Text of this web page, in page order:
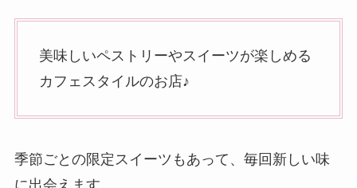
美味しいペストリーやスイーツが楽しめる
カフェスタイルのお店♪
季節ごとの限定スイーツもあって、毎回新しい味